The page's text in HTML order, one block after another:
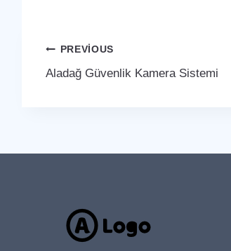
Yazı
gezinmesi
PREVIOUS
Aladağ Güvenlik Kamera Sistemi